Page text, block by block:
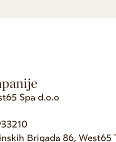
Spa d.o.o
Brigada 86, West65